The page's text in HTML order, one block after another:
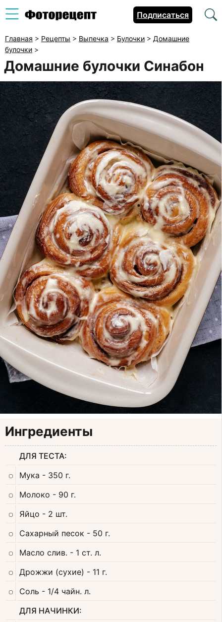
Подписаться
Главная > Рецепты > Выпечка > Булочки > Домашние
булочки >
Домашние булочки Синабон
Ингредиенты
ДЛЯ ТЕСТА:
Мука - 350 г.
Молоко - 90 г.
Яйцо - 2 шт.
Сахарный песок - 50 г.
Масло слив. - 1 ст. л.
Дрожжи (сухие) - 11 г.
Соль - 1/4 чайн. л.
ДЛЯ НАЧИНКИ: